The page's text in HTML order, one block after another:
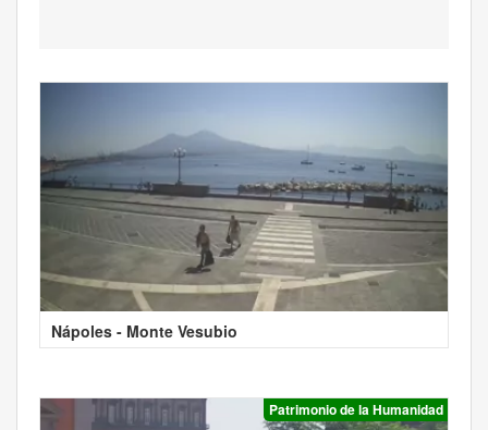
Nápoles - Monte Vesubio
Patrimonio de la Humanidad